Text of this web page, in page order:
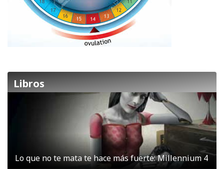
Libros
Lo que no te mata te hace más fuerte: Millennium 4